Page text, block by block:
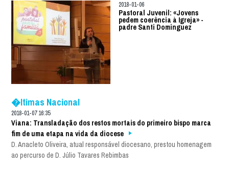
2018-01-06
Pastoral Juvenil: «Jovens
pedem coerência à Igreja» -
padre Santi Dominguez
�ltimas Nacional
2018-01-07 16:35
Viana: Transladação dos restos mortais do primeiro bispo marca
fim de uma etapa na vida da diocese
D. Anacleto Oliveira, atual responsável diocesano, prestou homenagem
ao percurso de D. Júlio Tavares Rebimbas